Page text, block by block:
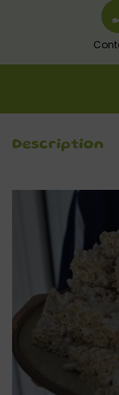
Description